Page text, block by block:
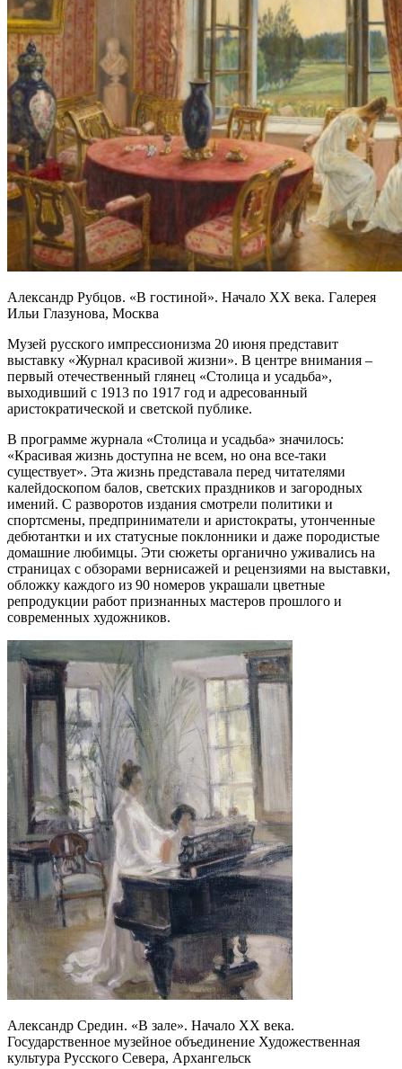
Александр Рубцов. «В гостиной». Начало XX века. Галерея
Ильи Глазунова, Москва
Музей русского импрессионизма 20 июня представит
выставку «Журнал красивой жизни». В центре внимания –
первый отечественный глянец «Столица и усадьба»,
выходивший с 1913 по 1917 год и адресованный
аристократической и светской публике.
В программе журнала «Столица и усадьба» значилось:
«Красивая жизнь доступна не всем, но она все-таки
существует». Эта жизнь представала перед читателями
калейдоскопом балов, светских праздников и загородных
имений. С разворотов издания смотрели политики и
спортсмены, предприниматели и аристократы, утонченные
дебютантки и их статусные поклонники и даже породистые
домашние любимцы. Эти сюжеты органично уживались на
страницах с обзорами вернисажей и рецензиями на выставки,
обложку каждого из 90 номеров украшали цветные
репродукции работ признанных мастеров прошлого и
современных художников.
Александр Средин. «В зале». Начало XX века.
Государственное музейное объединение Художественная
культура Русского Севера, Архангельск